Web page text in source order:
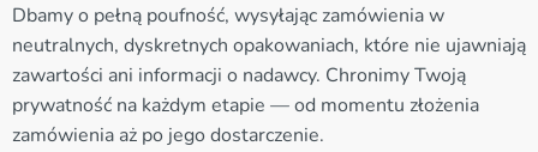
Dbamy o pełną poufność, wysyłając zamówienia w
neutralnych, dyskretnych opakowaniach, które nie ujawniają
zawartości ani informacji o nadawcy. Chronimy Twoją
prywatność na każdym etapie — od momentu złożenia
zamówienia aż po jego dostarczenie.